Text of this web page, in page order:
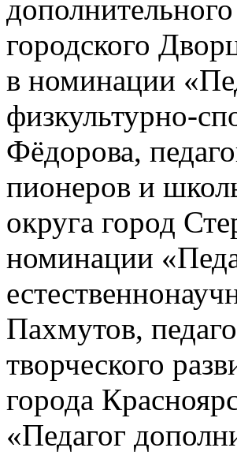
городского
в номинации
физкультурно-
Фёдорова,
пионеров и
округа город
номинации
Пахмутов,
творческого
города
«Педагог